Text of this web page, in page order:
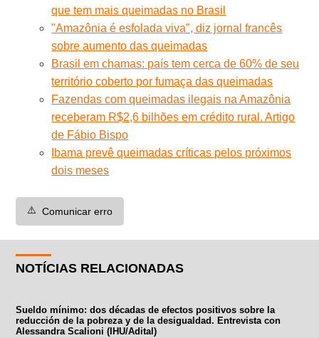
que tem mais queimadas no Brasil
"Amazônia é esfolada viva", diz jornal francês
sobre aumento das queimadas
Brasil em chamas: país tem cerca de 60% de seu
território coberto por fumaça das queimadas
Fazendas com queimadas ilegais na Amazônia
receberam R$2,6 bilhões em crédito rural. Artigo
de Fábio Bispo
Ibama prevê queimadas críticas pelos próximos
dois meses
⚠️ Comunicar erro
NOTÍCIAS RELACIONADAS
Sueldo mínimo: dos décadas de efectos positivos sobre la
reducción de la pobreza y de la desigualdad. Entrevista con
Alessandra Scalioni (IHU/Adital)